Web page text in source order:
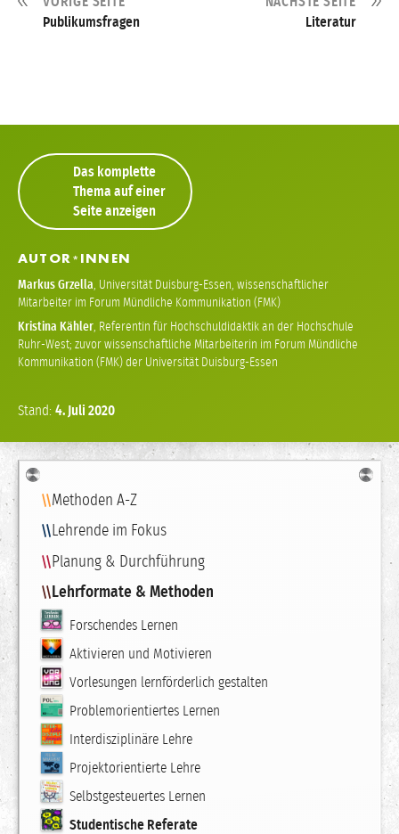
Publikumsfragen
Literatur
Das komplette
Thema auf einer
Seite anzeigen
AUTOR* INNEN
Markus Grzella, Universität Duisburg-Essen, wissenschaftlicher
Mitarbeiter im Forum Mündliche Kommunikation (FMK)
Kristina Kähler, Referentin für Hochschuldidaktik an der Hochschule
Ruhr-West; zuvor wissenschaftliche Mitarbeiterin im Forum Mündliche
Kommunikation (FMK) der Universität Duisburg-Essen
Stand: 4. Juli 2020
Navigation
Methoden A-Z
Lehrende im Fokus
Planung & Durchführung
Lehrformate & Methoden
Forschendes Lernen
Aktivieren und Motivieren
Vorlesungen lernförderlich gestalten
Problemorientiertes Lernen
Interdisziplinäre Lehre
Projektorientierte Lehre
Selbstgesteuertes Lernen
Studentische Referate